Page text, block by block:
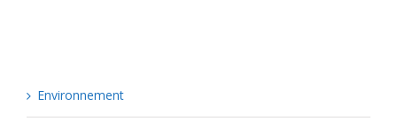
Environnement